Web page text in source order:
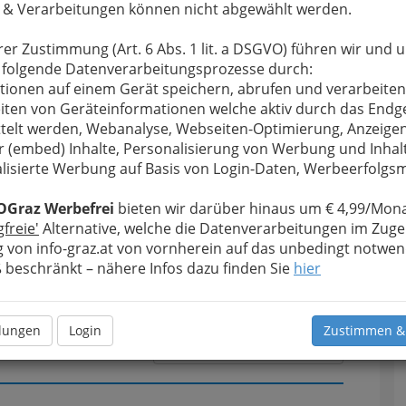
& Verarbeitungen können nicht abgewählt werden.
Zustimmung (Art. 6 Abs. 1 lit. a DSGVO) führen wir und
Datenverarbeitungsprozesse durch:
auf einem Gerät speichern, abrufen und
von Geräteinformationen welche aktiv durch das
werden, Webanalyse, Webseiten-Optimierung,
(embed) Inhalte, Personalisierung von Werbung und
Werbung auf Basis von Login-Daten,
Werbefrei bieten wir darüber hinaus um € 4,99/
Alternative, welche die Datenverarbeitungen im
von info-graz.at von vornherein auf das unbedingt
beschränkt – nähere Infos dazu finden Sie hier
Login Zustimmen
bewahren, verwenden wir an dieser Stelle zur
Ihre Nachricht wird nach dem Absenden
- Original Irish Pub weitergeleitet.
Meine Nachricht
Meine Nachricht senden